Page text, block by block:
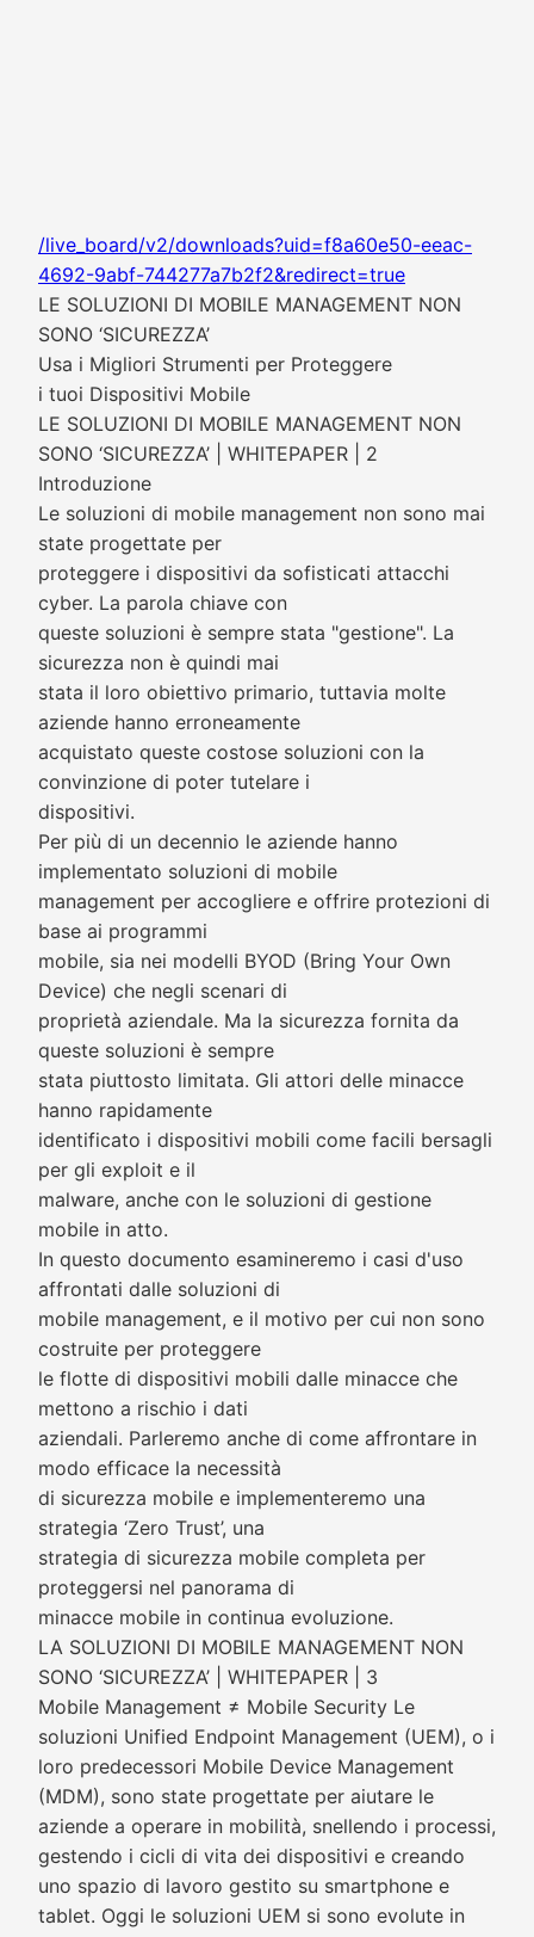
/live_board/v2/downloads?uid=f8a60e50-eeac-
4692-9abf-744277a7b2f2&redirect=true
LE SOLUZIONI DI MOBILE MANAGEMENT NON
SONO ‘SICUREZZA’
Usa i Migliori Strumenti per Proteggere
i tuoi Dispositivi Mobile
LE SOLUZIONI DI MOBILE MANAGEMENT NON
SONO ‘SICUREZZA’ | WHITEPAPER | 2
Introduzione
Le soluzioni di mobile management non sono mai
state progettate per
proteggere i dispositivi da sofisticati attacchi
cyber. La parola chiave con
queste soluzioni è sempre stata "gestione". La
sicurezza non è quindi mai
stata il loro obiettivo primario, tuttavia molte
aziende hanno erroneamente
acquistato queste costose soluzioni con la
convinzione di poter tutelare i
dispositivi.
Per più di un decennio le aziende hanno
implementato soluzioni di mobile
management per accogliere e offrire protezioni di
base ai programmi
mobile, sia nei modelli BYOD (Bring Your Own
Device) che negli scenari di
proprietà aziendale. Ma la sicurezza fornita da
queste soluzioni è sempre
stata piuttosto limitata. Gli attori delle minacce
hanno rapidamente
identificato i dispositivi mobili come facili bersagli
per gli exploit e il
malware, anche con le soluzioni di gestione
mobile in atto.
In questo documento esamineremo i casi d'uso
affrontati dalle soluzioni di
mobile management, e il motivo per cui non sono
costruite per proteggere
le flotte di dispositivi mobili dalle minacce che
mettono a rischio i dati
aziendali. Parleremo anche di come affrontare in
modo efficace la necessità
di sicurezza mobile e implementeremo una
strategia ‘Zero Trust’, una
strategia di sicurezza mobile completa per
proteggersi nel panorama di
minacce mobile in continua evoluzione.
LA SOLUZIONI DI MOBILE MANAGEMENT NON
SONO ‘SICUREZZA’ | WHITEPAPER | 3
Mobile Management ≠ Mobile Security Le
soluzioni Unified Endpoint Management (UEM), o i
loro predecessori Mobile Device Management
(MDM), sono state progettate per aiutare le
aziende a operare in mobilità, snellendo i processi,
gestendo i cicli di vita dei dispositivi e creando
uno spazio di lavoro gestito su smartphone e
tablet. Oggi le soluzioni UEM si sono evolute in